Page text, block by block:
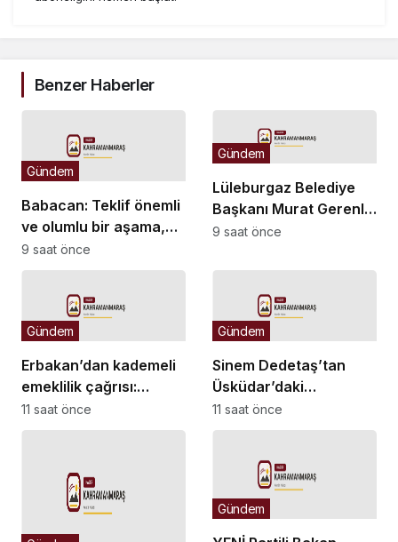
Benzer Haberler
Babacan: Teklif önemli
ve olumlu bir aşama,
eşitlik yönünden
eksiklikler giderilmeli
Gündem
9 saat önce
Lüleburgaz Belediye
Başkanı Murat Gerenli
CHP’den istifa etti
Gündem
9 saat önce
Erbakan’dan kademeli
emeklilik çağrısı:
Mağduriyet artık
giderilmeli
Gündem
11 saat önce
Sinem Dedetaş’tan
Üsküdar’daki
başkanvekili seçimine
ilişkin mesaj
Gündem
11 saat önce
Gündem